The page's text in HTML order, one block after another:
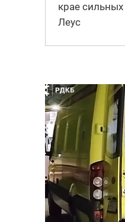
крае
Леус